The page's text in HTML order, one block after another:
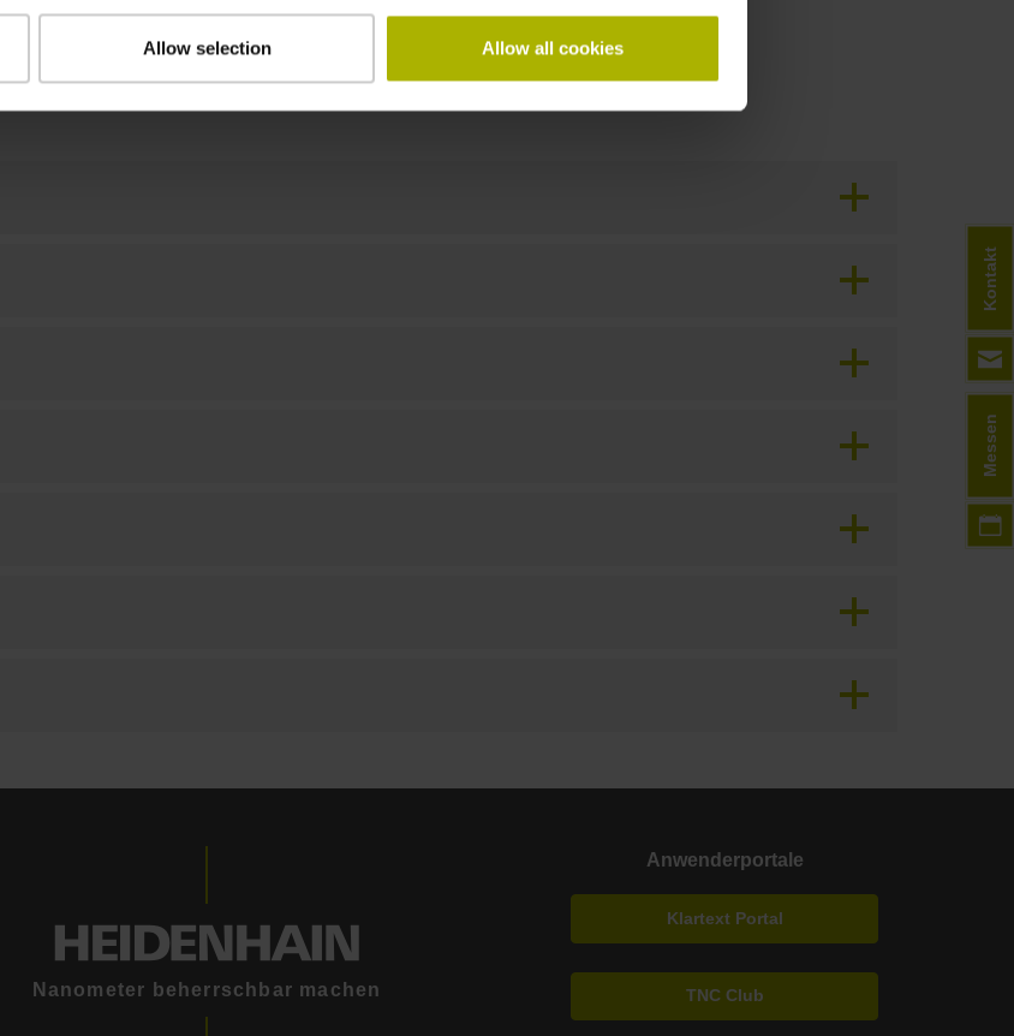
Allow selection Allow all cookies
Downloads / CAD / Montage
Nanometer beherrschbar machen
Anwenderportale
Klartext Portal
TNC Club
Messen
Kontakt